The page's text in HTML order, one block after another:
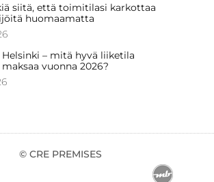
siitä, että toimitilasi karkottaa
huomaamatta
– mitä hyvä liiketila
vuonna 2026?
© CRE PREMISES